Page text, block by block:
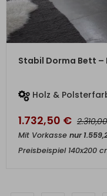
Stabil Dorma Bett –
Holz &
1.732,50 €
Mit Vorkasse nur
Preisbeispiel 140x200